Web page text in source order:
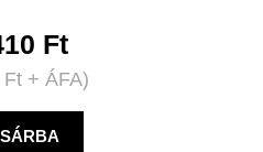
Ft
Ft + ÁFA)